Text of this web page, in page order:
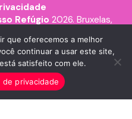
Refúgio 2026. Bruxelas,
que oferecemos a melhor
continuar a usar este site,
satisfeito com ele.
de privacidade